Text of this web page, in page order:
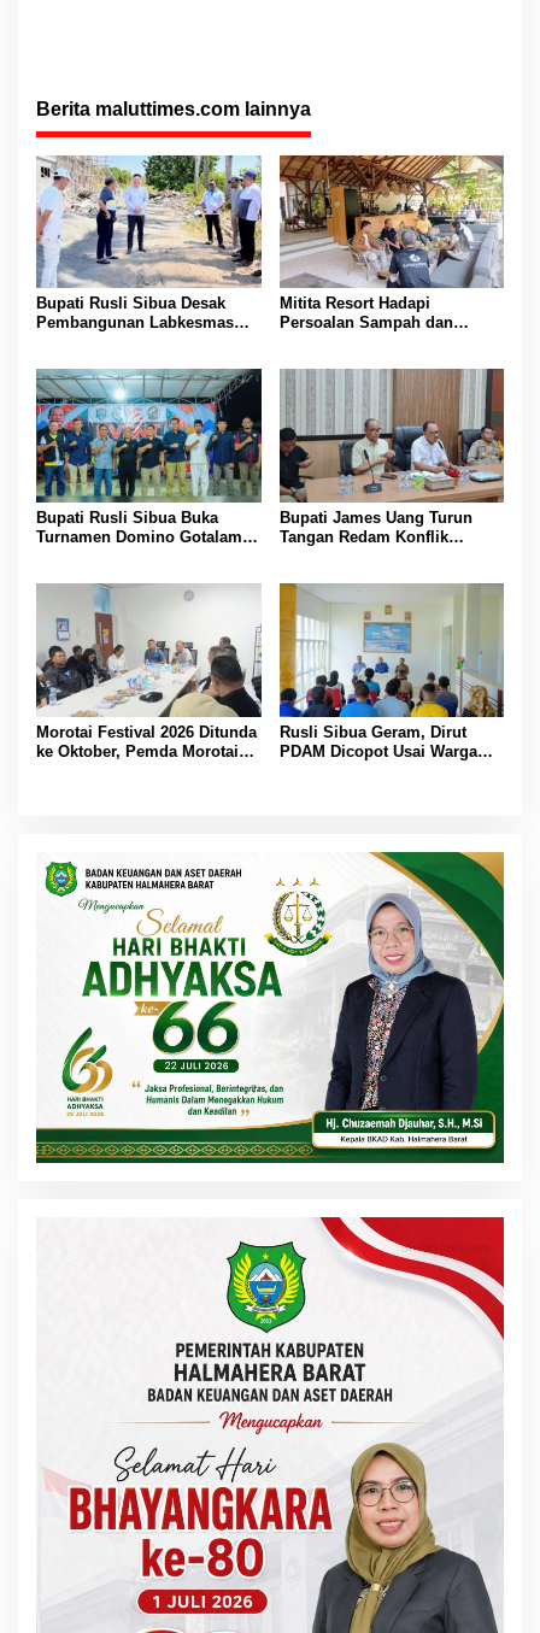
Berita maluttimes.com lainnya
Bupati Rusli Sibua Desak
Pembangunan Labkesmas
Mitita Resort Hadapi
Persoalan Sampah dan
Bupati Rusli Sibua Buka
Turnamen Domino Gotalamo
Bupati James Uang Turun
Tangan Redam Konflik
Kerugian
Morotai Festival 2026 Ditunda
ke Oktober, Pemda Morotai
Rusli Sibua Geram, Dirut
PDAM Dicopot Usai Warga